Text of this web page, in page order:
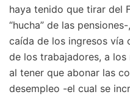
haya tenido que tirar del
“hucha” de las
caída de los ingresos vía
de los trabajadores, a
al tener que abonar las
desempleo -el cual se